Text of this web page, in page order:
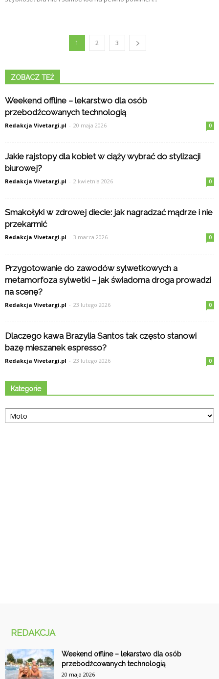
1 2 3
ZOBACZ TEŻ
Weekend offline – lekarstwo dla osób
przebodźcowanych technologią
Redakcja Vivetargi.pl - 20 maja 2026 0
Jakie rajstopy dla kobiet w ciąży wybrać do stylizacji
biurowej?
Redakcja Vivetargi.pl - 2 kwietnia 2026 0
Smakołyki w zdrowej diecie: jak nagradzać mądrze i nie
przekarmić
Redakcja Vivetargi.pl - 3 marca 2026 0
Przygotowanie do zawodów sylwetkowych a
metamorfoza sylwetki – jak świadoma droga prowadzi
na scenę?
Redakcja Vivetargi.pl - 23 lutego 2026 0
Dlaczego kawa Brazylia Santos tak często stanowi
bazę mieszanek espresso?
Redakcja Vivetargi.pl - 23 lutego 2026 0
Kategorie
Kategorie
REDAKCJA
Weekend offline – lekarstwo dla osób
przebodźcowanych technologią
20 maja 2026